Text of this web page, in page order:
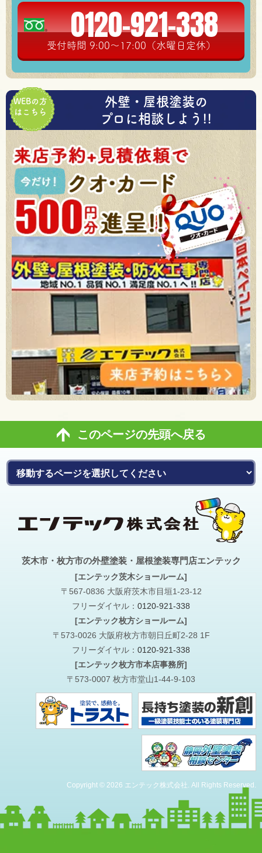
0120-921-338
受付時間 9:00～17:00（水曜日定休）
WEBの方
はこちら
外壁・屋根塗装の
プロに相談しよう!!
このページの先頭へ戻る
茨木市・枚方市の外壁塗装・屋根塗装専門店エンテック
[エンテック茨木ショールーム]
〒567-0836 大阪府茨木市目垣1-23-12
フリーダイヤル： 0120-921-338
[エンテック枚方ショールーム]
〒573-0026 大阪府枚方市朝日丘町2-28 1F
フリーダイヤル： 0120-921-338
[エンテック枚方市本店事務所]
〒573-0007 枚方市堂山1-44-9-103
Copyright © 2026 エンテック株式会社. All Rights Reserved.